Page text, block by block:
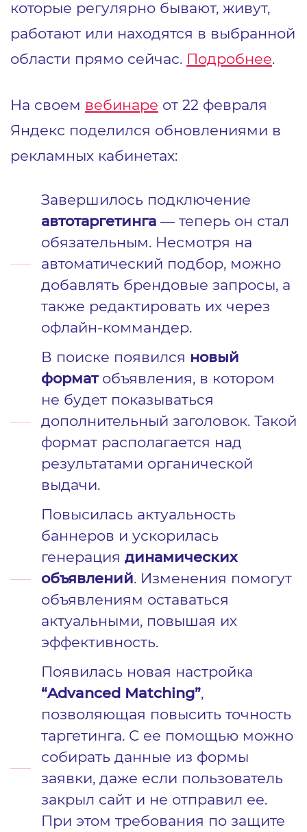
которые регулярно бывают, живут,
работают или находятся в выбранной
области прямо сейчас. Подробнее.
На своем вебинаре от 22 февраля
Яндекс поделился обновлениями в
рекламных кабинетах:
Завершилось подключение
автотаргетинга — теперь он стал
обязательным. Несмотря на
автоматический подбор, можно
добавлять брендовые запросы, а
также редактировать их через
офлайн-коммандер.
В поиске появился новый
форматобъявления, в котором
не будет показываться
дополнительный заголовок. Такой
формат располагается над
результатами органической
выдачи.
Повысилась актуальность
баннеров и ускорилась
генерация динамических
объявлений. Изменения помогут
объявлениям оставаться
актуальными, повышая их
эффективность.
Появилась новая настройка
“Advanced Matching”,
позволяющая повысить точность
таргетинга. С ее помощью можно
собирать данные из формы
заявки, даже если пользователь
закрыл сайт и не отправил ее.
При этом требования по защите